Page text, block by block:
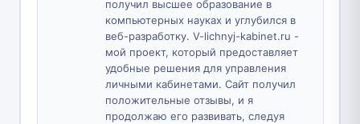
получил высшее образование в
компьютерных науках и углубился в
веб-разработку. V-lichnyj-kabinet.ru -
мой проект, который предоставляет
удобные решения для управления
личными кабинетами. Сайт получил
положительные отзывы, и я
продолжаю его развивать, следуя